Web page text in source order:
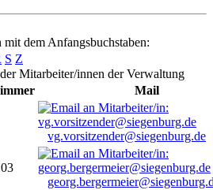
dem Anfangsbuchstaben:
S Z
Mitarbeiter/innen der Verwaltung
Mail
vg.vorsitzender@siegenburg.de